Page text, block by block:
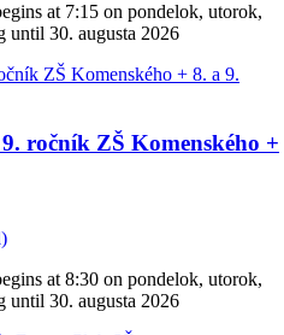
at 7:15 on pondelok, utorok,
until 30. augusta 2026
ročník ZŠ Komenského +
at 8:30 on pondelok, utorok,
until 30. augusta 2026